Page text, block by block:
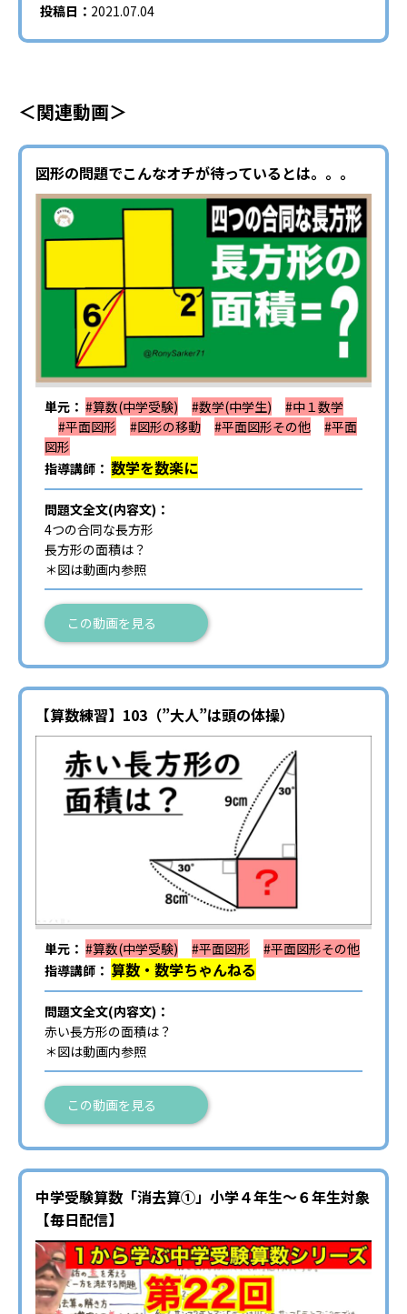
投稿日： 2021.07.04
＜関連動画＞
図形の問題でこんなオチが待っているとは。。。
単元： #算数(中学受験) #数学(中学生)
#中１数学
#平面図形
#図形の移動 #平面図形その他
#平面
図形
指導講師： 数学を数楽に
問題文全文(内容文)：
4つの合同な長方形
長方形の面積は？
＊図は動画内参照
この動画を見る
【算数練習】103（”大人”は頭の体操）
単元： #算数(中学受験) #平面図形
#平面図形その他
指導講師： 算数・数学ちゃんねる
問題文全文(内容文)：
赤い長方形の面積は？
＊図は動画内参照
この動画を見る
中学受験算数「消去算①」小学４年生～６年生対象
【毎日配信】